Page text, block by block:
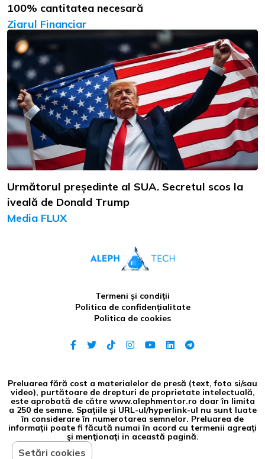
100% cantitatea necesară
Ziarul Financiar
Următorul președinte al SUA. Secretul scos la
iveală de Donald Trump
Media FLUX
Setări cookies
Termeni și condiții
Politica de confidențialitate
Politica de cookies
Preluarea fără cost a materialelor de presă (text, foto si/sau
video), purtătoare de drepturi de proprietate intelectuală,
este aprobată de către www.alephmentor.ro doar în limita
a 250 de semne. Spaţiile şi URL-ul/hyperlink-ul nu sunt luate
în considerare în numerotarea semnelor. Preluarea de
informaţii poate fi făcută numai în acord cu termenii agreaţi
şi menţionaţi in această pagină.